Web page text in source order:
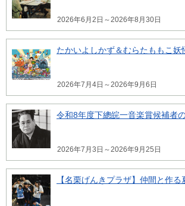
2026年6月2日～2026年8月30日
たかいよしかず＆むらたももこ妖
2026年7月4日～2026年9月6日
令和8年度下總皖一音楽賞候補者
2026年7月3日～2026年9月25日
【名栗げんきプラザ】仲間と作る